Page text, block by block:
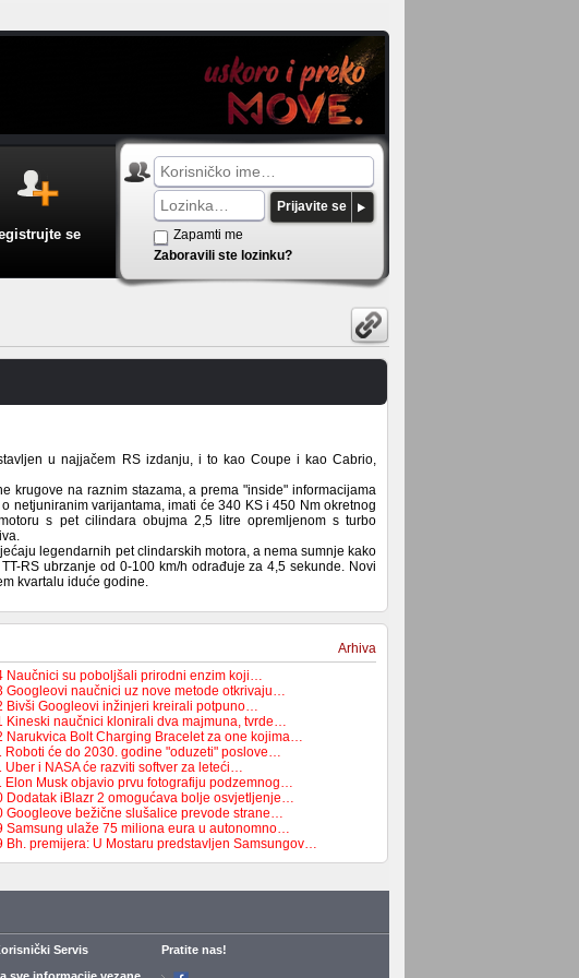
se
Prijavite se
Zapamti me
Zaboravili ste lozinku?
u najjačem RS izdanju, i to kao Coupe i kao Cabrio,
krugove na raznim stazama, a prema "inside" informacijama
netjuniranim varijantama, imati će 340 KS i 450 Nm okretnog
s pet cilindara obujma 2,5 litre opremljenom s turbo
legendarnih pet clindarskih motora, a nema sumnje kako
RS ubrzanje od 0-100 km/h odrađuje za 4,5 sekunde. Novi
kvartalu iduće godine.
Arhiva
Naučnici su poboljšali prirodni enzim koji…
Googleovi naučnici uz nove metode otkrivaju…
Bivši Googleovi inžinjeri kreirali potpuno…
Kineski naučnici klonirali dva majmuna, tvrde…
Narukvica Bolt Charging Bracelet za one kojima…
Roboti će do 2030. godine "oduzeti" poslove…
Uber i NASA će razviti softver za leteći…
Elon Musk objavio prvu fotografiju podzemnog…
Dodatak iBlazr 2 omogućava bolje osvjetljenje…
Googleove bežične slušalice prevode strane…
Samsung ulaže 75 miliona eura u autonomno…
Bh. premijera: U Mostaru predstavljen Samsungov…
Servis
Pratite nas!